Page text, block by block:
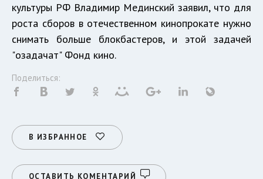
культуры РФ Владимир Мединский заявил, что для
роста сборов в отечественном кинопрокате нужно
снимать больше блокбастеров, и этой задачей
"озадачат" Фонд кино.
Поделиться:
В ИЗБРАННОЕ
ОСТАВИТЬ КОМЕНТАРИЙ